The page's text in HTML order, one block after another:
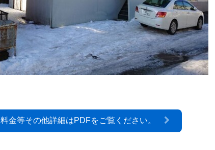
料金等その他詳細はPDFをご覧ください。